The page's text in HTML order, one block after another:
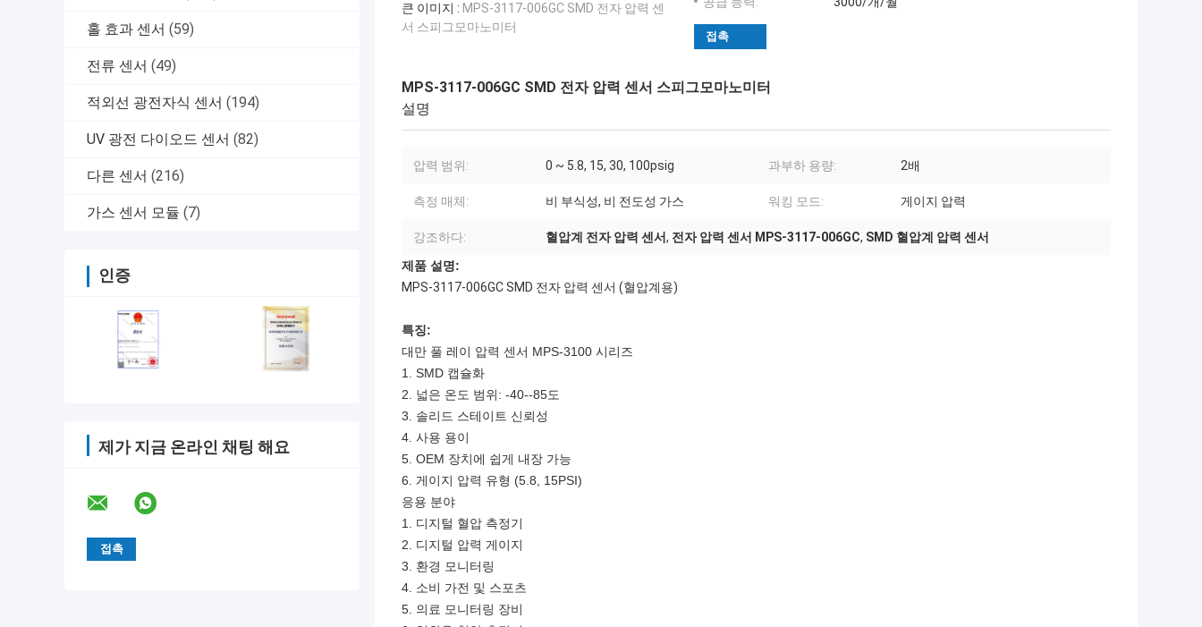
홀 효과 센서 (59)
전류 센서 (49)
적외선 광전자식 센서 (194)
UV 광전 다이오드 센서 (82)
다른 센서 (216)
가스 센서 모듈 (7)
인증
제가 지금 온라인 채팅 해요
큰 이미지 : MPS-3117-006GC SMD 전자 압력 센
서 스피그모마노미터
접촉
MPS-3117-006GC SMD 전자 압력 센서 스피그모마노미터
설명
압력 범위: 0 ~ 5.8, 15, 30, 100psig 과부하 용량: 2배
측정 매체: 비 부식성, 비 전도성 가스 워킹 모드: 게이지 압력
강조하다: 혈압계 전자 압력 센서, 전자 압력 센서 MPS-3117-006GC, SMD 혈압계 압력 센서
제품 설명:
MPS-3117-006GC SMD 전자 압력 센서 (혈압계용)
특징:
대만 풀 레이 압력 센서 MPS-3100 시리즈
1. SMD 캡슐화
2. 넓은 온도 범위: -40--85도
3. 솔리드 스테이트 신뢰성
4. 사용 용이
5. OEM 장치에 쉽게 내장 가능
6. 게이지 압력 유형 (5.8, 15PSI)
응용 분야
1. 디지털 혈압 측정기
2. 디지털 압력 게이지
3. 환경 모니터링
4. 소비 가전 및 스포츠
5. 의료 모니터링 장비